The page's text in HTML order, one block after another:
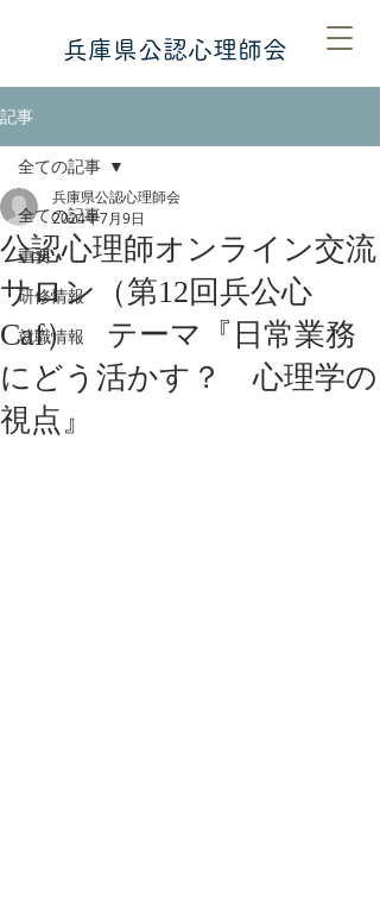
​​兵庫県公認心理師会
記事
全ての記事
重要
研修情報
就職情報
全ての記事
公認心理師オンライン交流
サロン（第12回兵公心
Caf） テーマ『日常業務
にどう活かす？ 心理学の
視点』
兵庫県公認心理師会
2024年7月9日